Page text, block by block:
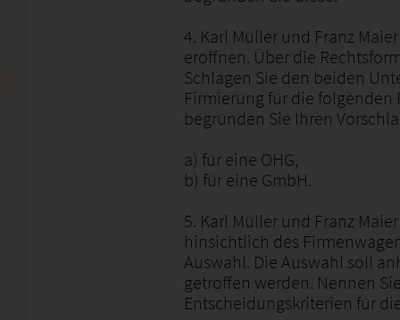
4. Karl Müller und Franz
eröffnen. Über die
Schlagen Sie den beiden
Firmierung für die folgenden
begründen Sie Ihren
a) für eine OHG,
b) für eine GmbH.
5. Karl Müller und Franz
hinsichtlich des
Auswahl. Die Auswahl soll
getroffen werden. Nennen
Entscheidungskriterien für